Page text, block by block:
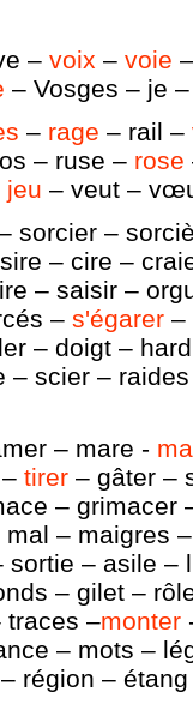
– voix – voie
– Vosges – je –
–rage – rail –
– ruse – rose
jeu – veut –
sorcier –
– cire –
– saisir –
– s'égarer –
– doigt –
– scier –
– mare -
tirer – gâter –
– grimacer
– maigres
sortie – asile –
– gilet –
traces –monter
– mots –
région –